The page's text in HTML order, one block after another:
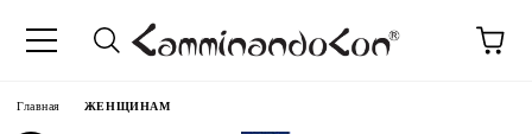
Главная ЖЕНЩИНАМ